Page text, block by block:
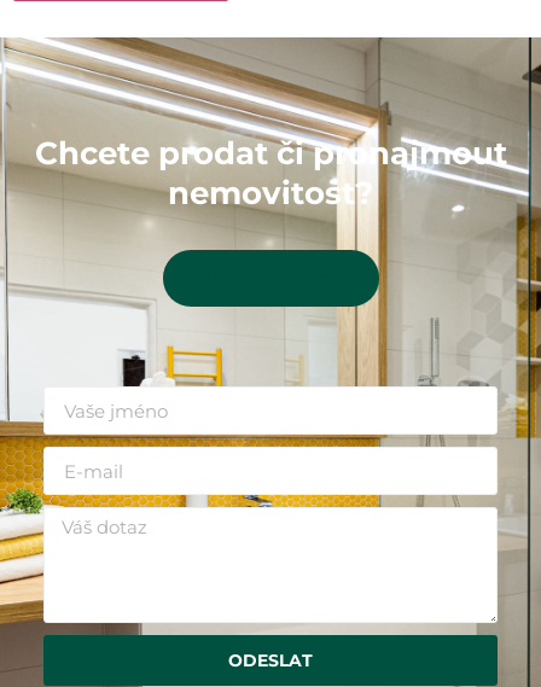
Chcete prodat či pronajmout
nemovitost?
ODESLAT